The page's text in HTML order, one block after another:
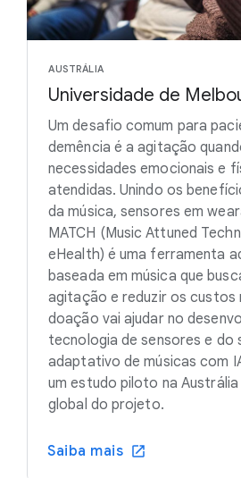
AUSTRÁLIA
Universidade de
Um desafio comum para
demência é a agitação
necessidades emocionais e
atendidas. Unindo os
da música, sensores em
MATCH (Music Attuned
eHealth) é uma ferramenta
baseada em música que
agitação e reduzir os custos
doação vai ajudar no
tecnologia de sensores e do
adaptativo de músicas com
um estudo piloto na
global do projeto.
Saiba mais